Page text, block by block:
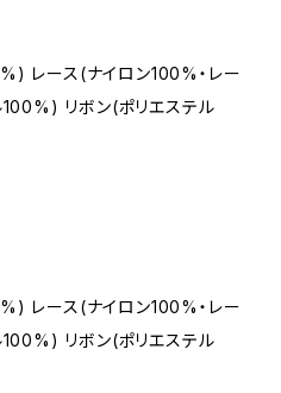
レース(ナイロン100%・レー
リボン(ポリエステル
レース(ナイロン100%・レー
リボン(ポリエステル